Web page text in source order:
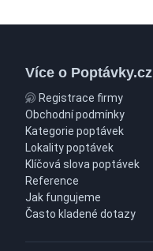
Více o Poptávky.cz
Registrace firmy
Obchodní podmínky
Kategorie poptávek
Lokality poptávek
Klíčová slova poptávek
Reference
Jak fungujeme
Často kladené dotazy